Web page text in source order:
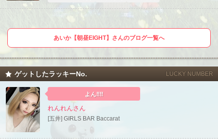
あいか【朝昼EIGHT】さんのブログ一覧へ
ゲットしたラッキーNo. LUCKY NUMBER
よん‼️‼️
れんれんさん
[五井] GIRLS BAR Baccarat